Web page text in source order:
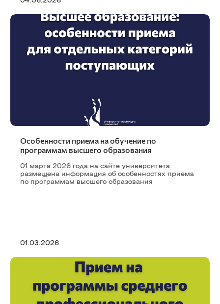
Особенности приема на обучение по
программам высшего образования
01 марта 2026 года на сайте университета
размещена информация об особенностях приема
по программам высшего образования
01.03.2026